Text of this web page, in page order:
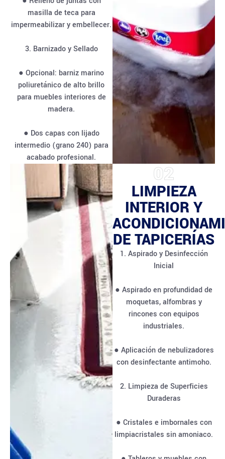
masilla de teca para
impermeabilizar y embellecer.
3. Barnizado y Sellado
● Opcional: barniz marino
poliuretánico de alto brillo
para muebles interiores de
madera.
● Dos capas con lijado
intermedio (grano 240) para
acabado profesional.
02
LIMPIEZA
INTERIOR Y
DE TAPICERÍAS
1. Aspirado y Desinfección
Inicial
● Aspirado en profundidad de
moquetas, alfombras y
rincones con equipos
industriales.
● Aplicación de nebulizadores
con desinfectante antimoho.
2. Limpieza de Superficies
Duraderas
● Cristales e imbornales con
limpiacristales sin amoniaco.